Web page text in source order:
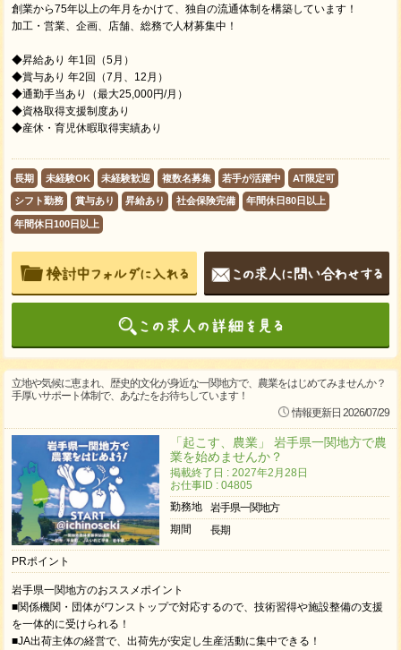
創業から75年以上の年月をかけて、独自の流通体制を構築しています！
加⼯・営業、企画、店舗、総務で人材募集中！
◆昇給あり 年1回（5月）
◆賞与あり 年2回（7月、12月）
◆通勤手当あり（最大25,000円/月）
◆資格取得支援制度あり
◆産休・育児休暇取得実績あり
長期 未経験OK 未経験歓迎 複数名募集 若手が活躍中 AT限定可
シフト勤務 賞与あり 昇給あり 社会保険完備 年間休日80日以上
年間休日100日以上
立地や気候に恵まれ、歴史的文化が身近な一関地方で、農業をはじめてみませんか？
手厚いサポート体制で、あなたをお待ちしています！
情報更新日 2026/07/29
「起こす、農業」 岩手県一関地方で農
業を始めませんか？
掲載終了日 : 2027年2月28日
お仕事ID : 04805
勤務地
岩手県一関地方
期間
長期
PRポイント
岩手県一関地方のおススメポイント
■関係機関・団体がワンストップで対応するので、技術習得や施設整備の支援
を一体的に受けられる！
■JA出荷主体の経営で、出荷先が安定し生産活動に集中できる！